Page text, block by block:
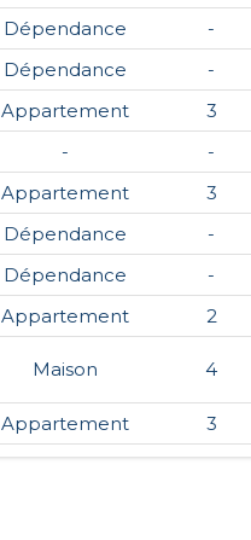
Dépendance
-
Dépendance
-
Appartement
3
-
-
Appartement
3
Dépendance
-
Dépendance
-
Appartement 2
Maison 4
Appartement 3